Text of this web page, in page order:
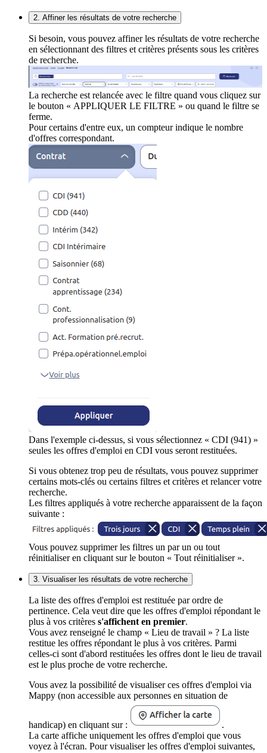
2. Affiner les résultats de votre recherche
Si besoin, vous pouvez affiner les résultats de votre recherche
en sélectionnant des filtres et critères présents sous les critères
de recherche.
La recherche est relancée avec le filtre quand vous cliquez sur
le bouton « APPLIQUER LE FILTRE » ou quand le filtre se
ferme.
Pour certains d'entre eux, un compteur indique le nombre
d'offres correspondant.
Dans l'exemple ci-dessus, si vous sélectionnez « CDI (941) »
seules les offres d'emploi en CDI vous seront restituées.
Si vous obtenez trop peu de résultats, vous pouvez supprimer
certains mots-clés ou certains filtres et critères et relancer votre
recherche.
Les filtres appliqués à votre recherche apparaissent de la façon
suivante :
Vous pouvez supprimer les filtres un par un ou tout
réinitialiser en cliquant sur le bouton « Tout réinitialiser ».
3. Visualiser les résultats de votre recherche
La liste des offres d'emploi est restituée par ordre de
pertinence. Cela veut dire que les offres d'emploi répondant le
plus à vos critères s'affichent en premier.
Vous avez renseigné le champ « Lieu de travail » ? La liste
restitue les offres répondant le plus à vos critères. Parmi
celles-ci sont d'abord restituées les offres dont le lieu de travail
est le plus proche de votre recherche.
Vous avez la possibilité de visualiser ces offres d'emploi via
Mappy (non accessible aux personnes en situation de
handicap) en cliquant sur :
.
La carte affiche uniquement les offres d'emploi que vous
voyez à l'écran. Pour visualiser les offres d'emploi suivantes,